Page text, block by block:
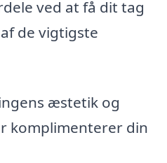
ved at få dit tag
de vigtigste
æstetik og
komplimenterer din